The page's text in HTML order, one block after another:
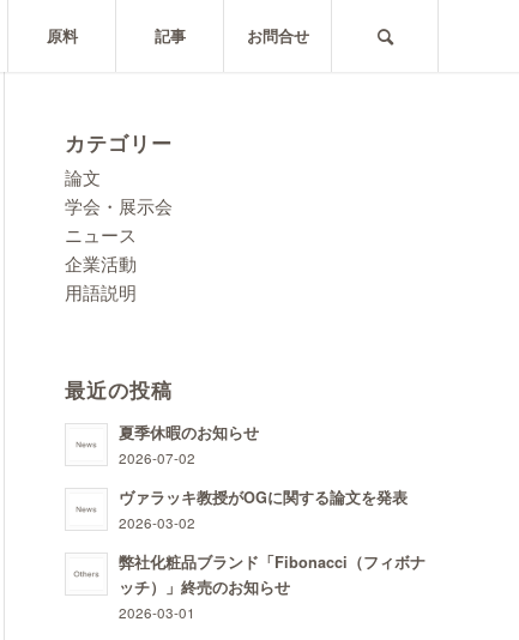
原料 記事 お問合せ
カテゴリー
論文
学会・展示会
ニュース
企業活動
用語説明
最近の投稿
夏季休暇のお知らせ
2026-07-02
ヴァラッキ教授がOGに関する論文を発表
2026-03-02
弊社化粧品ブランド「Fibonacci（フィボナ
ッチ）」終売のお知らせ
2026-03-01